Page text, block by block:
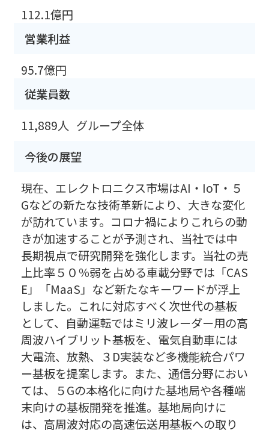
112.1億円
営業利益
95.7億円
従業員数
11,889人 グループ全体
今後の展望
現在、エレクトロニクス市場はAI・IoT・５
Gなどの新たな技術革新により、大きな変化
が訪れています。コロナ禍によりこれらの動
きが加速することが予測され、当社では中
長期視点で研究開発を強化します。当社の売
上比率５０％弱を占める車載分野では「CAS
E」「MaaS」など新たなキーワードが浮上
しました。これに対応すべく次世代の基板
として、自動運転ではミリ波レーダー用の高
周波ハイブリット基板を、電気自動車には
大電流、放熱、３D実装など多機能統合パワ
ー基板を提案します。また、通信分野におい
ては、５Gの本格化に向けた基地局や各種端
末向けの基板開発を推進。基地局向けに
は、高周波対応の高速伝送用基板への取り